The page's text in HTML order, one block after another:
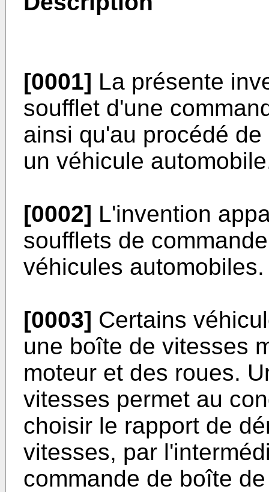
[0001] La présente
soufflet d'une
ainsi qu'au procédé
un véhicule
[0002] L'invention
soufflets de
véhicules automobiles.
[0003] Certains
une boîte de vitesses
moteur et des roues.
vitesses permet au
choisir le rapport de
vitesses, par
commande de boîte